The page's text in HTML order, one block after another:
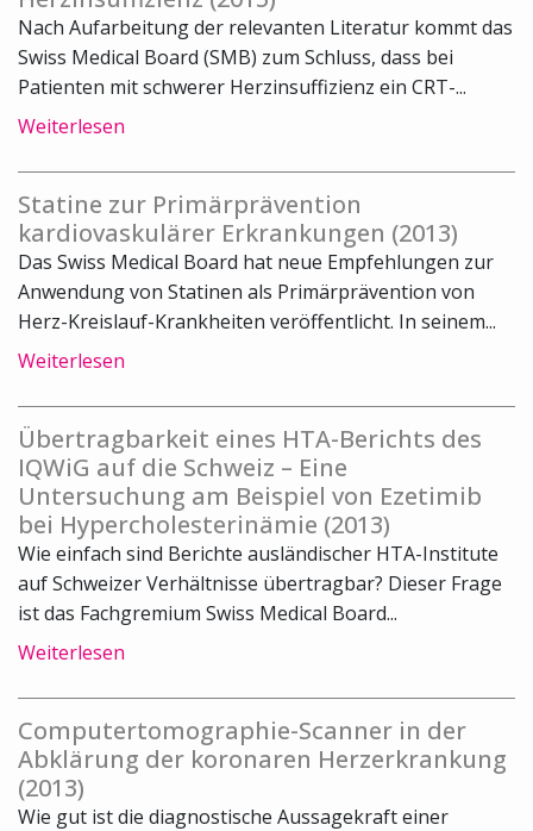
Nach Aufarbeitung der relevanten Literatur kommt das
Swiss Medical Board (SMB) zum Schluss, dass bei
Patienten mit schwerer Herzinsuffizienz ein CRT-...
Weiterlesen
Statine zur Primärprävention
kardiovaskulärer Erkrankungen (2013)
Das Swiss Medical Board hat neue Empfehlungen zur
Anwendung von Statinen als Primärprävention von
Herz-Kreislauf-Krankheiten veröffentlicht. In seinem...
Weiterlesen
Übertragbarkeit eines HTA-Berichts des
IQWiG auf die Schweiz – Eine
Untersuchung am Beispiel von Ezetimib
bei Hypercholesterinämie (2013)
Wie einfach sind Berichte ausländischer HTA-Institute
auf Schweizer Verhältnisse übertragbar? Dieser Frage
ist das Fachgremium Swiss Medical Board...
Weiterlesen
Computertomographie-Scanner in der
Abklärung der koronaren Herzerkrankung
(2013)
Wie gut ist die diagnostische Aussagekraft einer